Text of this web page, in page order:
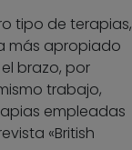
tipo de terapias,
más apropiado
brazo, por
trabajo,
empleadas
«British